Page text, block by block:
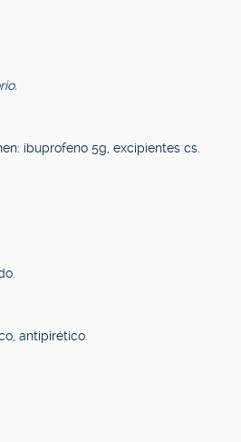
ibuprofeno 5g, excipientes cs.
antipirético.